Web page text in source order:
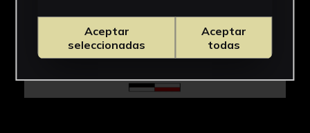
Aceptar
seleccionadas
Aceptar
todas